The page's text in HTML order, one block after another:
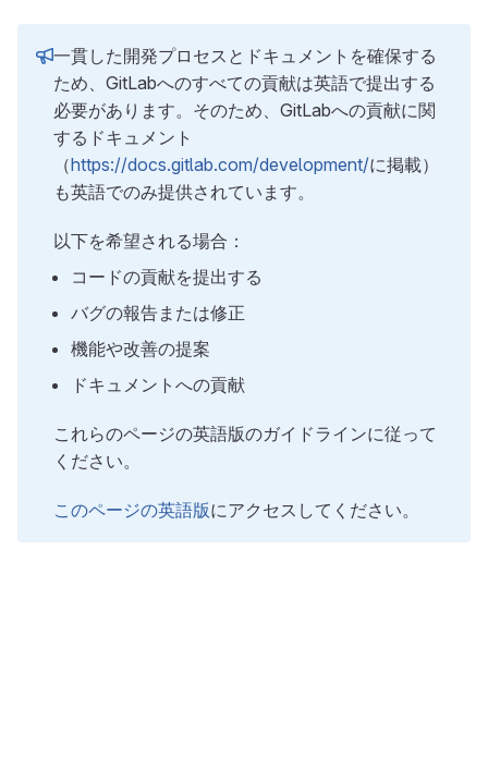
一貫した開発プロセスとドキュメントを確保する
ため、GitLabへのすべての貢献は英語で提出する
必要があります。そのため、GitLabへの貢献に関
するドキュメント
（https://docs.gitlab.com/development/に掲載）
も英語でのみ提供されています。
以下を希望される場合：
コードの貢献を提出する
バグの報告または修正
機能や改善の提案
ドキュメントへの貢献
これらのページの英語版のガイドラインに従って
ください。
このページの英語版にアクセスしてください。